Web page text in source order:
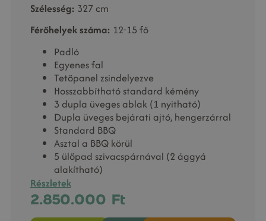
Szélesség: 327 cm
Férőhelyek száma: 12-15 fő
Padló
Egyenes fal
Tetőpanel zsindelyezve
Hosszabbítható standard kémény
3 dupla üveges ablak (1 nyitható)
Dupla üveges bejárati ajtó, hengerzárral
Standard BBQ
Asztal a BBQ körül
5 ülőpad szivacspárnával (2 ággyá
alakítható)
Részletek
2.850.000 Ft